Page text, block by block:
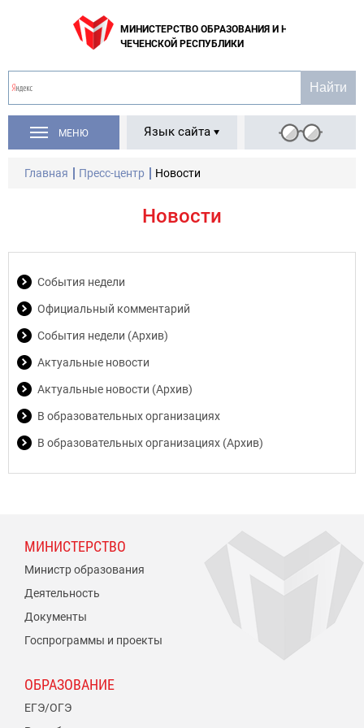
МИНИСТЕРСТВО ОБРАЗОВАНИЯ И НАУКИ
ЧЕЧЕНСКОЙ РЕСПУБЛИКИ
МЕНЮ Язык сайта
Главная Пресс-центр Новости
Новости
События недели
Официальный комментарий
События недели (Архив)
Актуальные новости
Актуальные новости (Архив)
В образовательных организациях
В образовательных организациях (Архив)
МИНИСТЕРСТВО
Министр образования
Деятельность
Документы
Госпрограммы и проекты
ОБРАЗОВАНИЕ
ЕГЭ/ОГЭ